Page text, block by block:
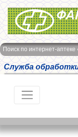
Интернет-аптека
Поиск по интернет-
Служба обработки